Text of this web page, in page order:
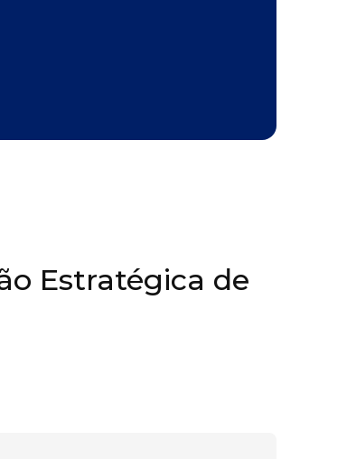
Estratégica de